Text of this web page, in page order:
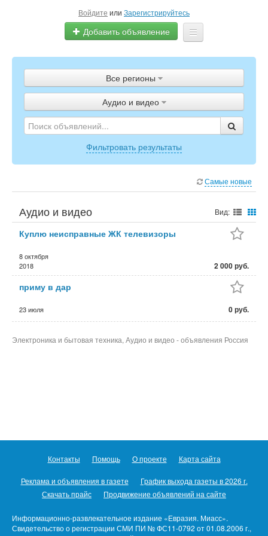
Войдите или Зарегистрируйтесь
Добавить объявление
Объявления
Полистать газету
ТВ-программа
Все регионы
Аудио и видео
Фильтровать результаты
Самые новые
Аудио и видео Вид:
Куплю неисправные ЖК телевизоры
8 октября
2018
2 000 руб.
приму в дар
23 июля 0 руб.
Электроника и бытовая техника, Аудио и видео - объявления Россия
Контакты Помощь О проекте Карта сайта
Реклама и объявления в газете
График выхода газеты в 2026 г.
Скачать прайс
Продвижение объявлений на сайте
Информационно-развлекательное издание «Евразия. Миасс».
Свидетельство о регистрации СМИ ПИ № ФС11-0792 от 01.08.2006 г.,